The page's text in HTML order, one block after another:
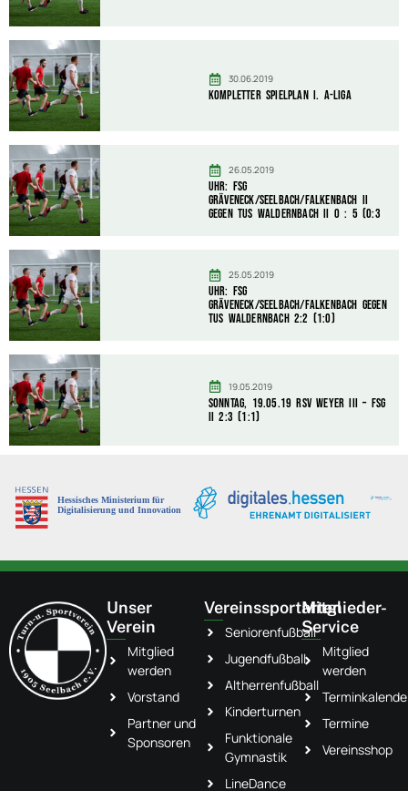
30.06.2019
Kompletter Spielplan I. A-Liga
26.05.2019
Uhr: FSG
Gräveneck/Seelbach/Falkenbach II
gegen TuS Waldernbach II 0 : 5 (0:3
25.05.2019
Uhr: FSG
Gräveneck/Seelbach/Falkenbach gegen
TuS Waldernbach 2:2 (1:0)
19.05.2019
Sonntag, 19.05.19 RSV Weyer III – FSG
II 2:3 (1:1)
Unser
Verein
Mitglied
werden
Vorstand
Partner und
Sponsoren
Vereinssportarten
Seniorenfußball
Jugendfußball
Altherrenfußball
Kinderturnen
Funktionale
Gymnastik
LineDance
Mitglieder-
Service
Mitglied
werden
Termine
Vereinsshop